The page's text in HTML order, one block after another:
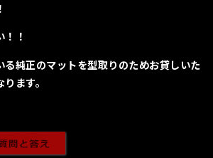
！
る純正のマットを型取りのためお貸しいた
ます。